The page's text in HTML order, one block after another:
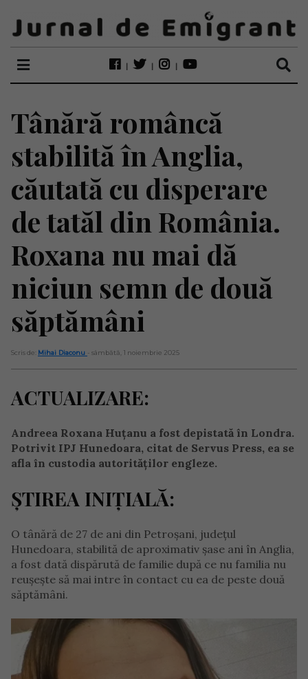
Tânără româncă
stabilită în Anglia,
căutată cu disperare
de tatăl din România.
Roxana nu mai dă
niciun semn de două
săptămâni
Scris de: Mihai Diaconu - sâmbătă, 1 noiembrie 2025
ACTUALIZARE:
Andreea Roxana Huțanu a fost depistată în Londra.
Potrivit IPJ Hunedoara, citat de Servus Press, ea se
afla în custodia autorităților engleze.
ȘTIREA INIȚIALĂ:
O tânără de 27 de ani din Petroșani, județul
Hunedoara, stabilită de aproximativ șase ani în Anglia,
a fost dată dispărută de familie după ce nu familia nu
reușește să mai intre în contact cu ea de peste două
săptămâni.